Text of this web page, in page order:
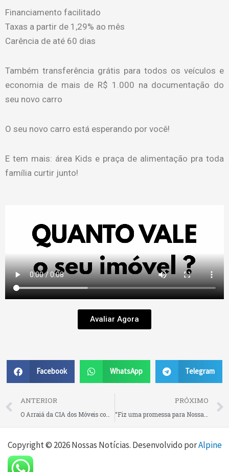
Financiamento facilitado
Taxas a partir de 1,29% ao mês
Carência de até 60 dias
Também transferência grátis para todos os veículos e
economia de mais de R$ 1.000 na documentação do
seu novo carro
O seu novo carro está esperando por você!
E tem mais: área Kids e praça de alimentação pra toda
família curtir junto!
Avaliar Agora
Facebook WhatsApp Telegram
Prev
ANTERIOR PRÓXIMO
Copyright © 2026 Nossas Notícias. Desenvolvido porAlpine